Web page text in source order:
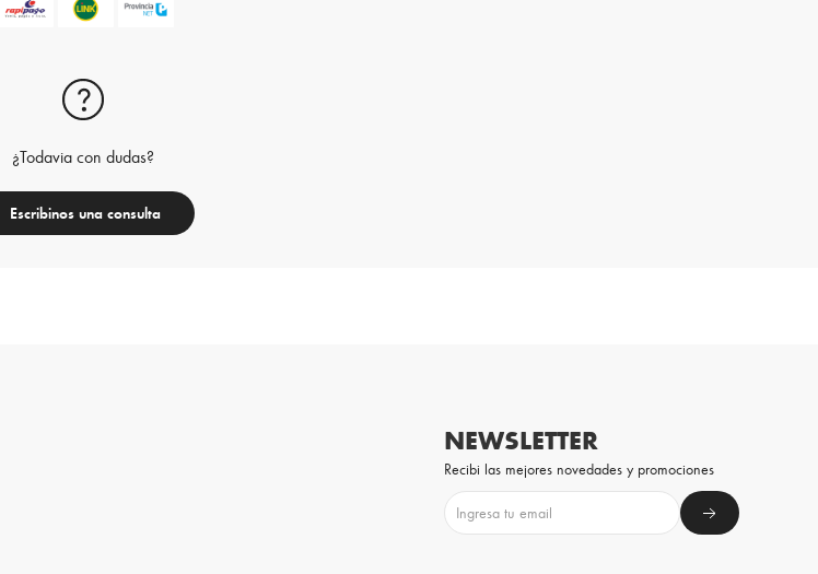
¿Todavia con dudas?
Escribinos una consulta
NEWSLETTER
Recibi las mejores novedades y promociones